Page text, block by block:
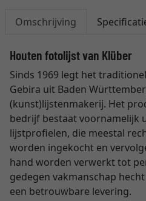
Omschrijving
Houten fotolijst van Klüber
Sinds 1969 legt het
Gebira uit Baden
(kunst)lijstenmakerij. Het
bedrijf bestaat voornamelijk
lijstprofielen, die meestal
worden ingekocht en
hand worden verwerkt tot
gedegen vakmanschap
een betrouwbare levering.